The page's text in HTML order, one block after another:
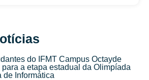
do IFMT Campus Octayde
a etapa estadual da Olimpíada
de Informática